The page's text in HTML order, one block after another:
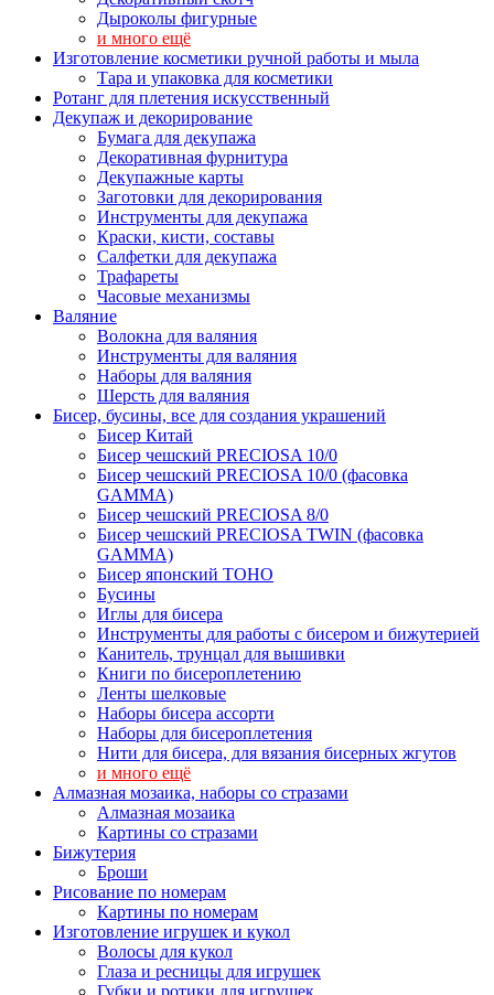
Дыроколы фигурные
и много ещё
Изготовление косметики ручной работы и мыла
Тара и упаковка для косметики
Ротанг для плетения искусственный
Декупаж и декорирование
Бумага для декупажа
Декоративная фурнитура
Декупажные карты
Заготовки для декорирования
Инструменты для декупажа
Краски, кисти, составы
Салфетки для декупажа
Трафареты
Часовые механизмы
Валяние
Волокна для валяния
Инструменты для валяния
Наборы для валяния
Шерсть для валяния
Бисер, бусины, все для создания украшений
Бисер Китай
Бисер чешский PRECIOSA 10/0
Бисер чешский PRECIOSA 10/0 (фасовка
GAMMA)
Бисер чешский PRECIOSA 8/0
Бисер чешский PRECIOSA TWIN (фасовка
GAMMA)
Бисер японский TOHO
Бусины
Иглы для бисера
Инструменты для работы с бисером и бижутерией
Канитель, трунцал для вышивки
Книги по бисероплетению
Ленты шелковые
Наборы бисера ассорти
Наборы для бисероплетения
Нити для бисера, для вязания бисерных жгутов
и много ещё
Алмазная мозаика, наборы со стразами
Алмазная мозаика
Картины co стразами
Бижутерия
Броши
Рисование по номерам
Картины по номерам
Изготовление игрушек и кукол
Волосы для кукол
Глаза и ресницы для игрушек
Губки и ротики для игрушек